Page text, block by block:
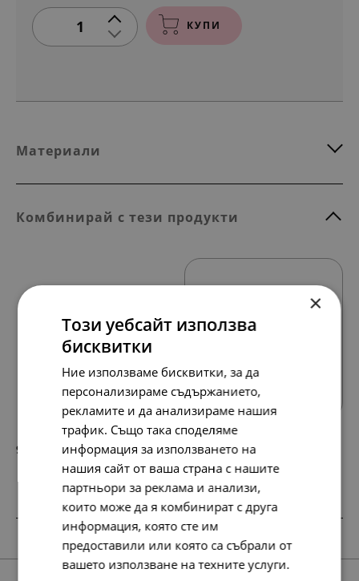
1 КУПИ
Материали
Комбинирай с тези продукти
95. 49.00 €
SALE
×
Този уебсайт използва
бисквитки
Ние използваме бисквитки, за да
персонализираме съдържанието,
рекламите и да анализираме нашия
трафик. Също така споделяме
информация за използването на
нашия сайт от ваша страна с нашите
партньори за реклама и анализи,
които може да я комбинират с друга
информация, която сте им
предоставили или която са събрали от
вашето използване на техните услуги.